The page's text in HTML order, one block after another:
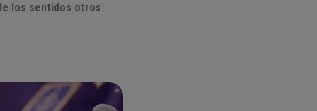
los sentidos otros